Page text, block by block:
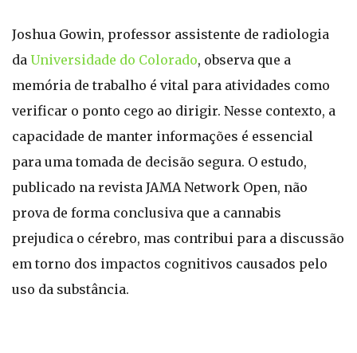
Joshua Gowin, professor assistente de radiologia
da Universidade do Colorado, observa que a
memória de trabalho é vital para atividades como
verificar o ponto cego ao dirigir. Nesse contexto, a
capacidade de manter informações é essencial
para uma tomada de decisão segura. O estudo,
publicado na revista JAMA Network Open, não
prova de forma conclusiva que a cannabis
prejudica o cérebro, mas contribui para a discussão
em torno dos impactos cognitivos causados pelo
uso da substância.